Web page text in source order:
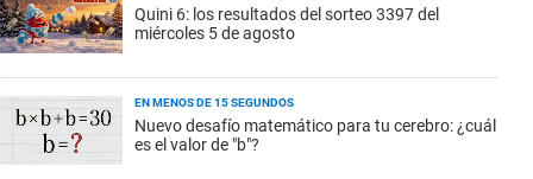
Quini 6: los resultados del sorteo 3397 del
miércoles 5 de agosto
EN MENOS DE 15 SEGUNDOS
Nuevo desafío matemático para tu cerebro: ¿cuál
es el valor de "b"?